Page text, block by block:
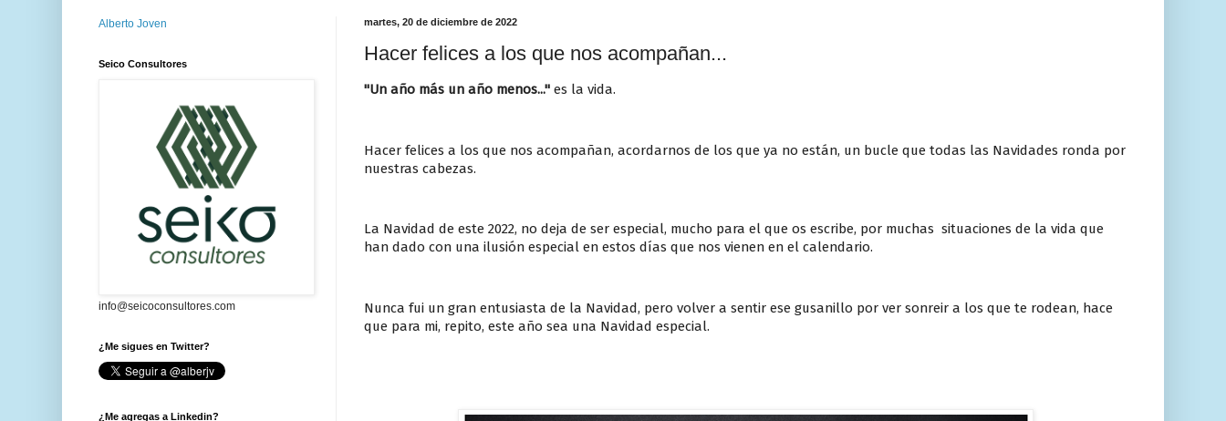
martes, 20 de diciembre de 2022
Hacer felices a los que nos acompañan...
"Un año más un año menos..." es la vida.
Hacer felices a los que nos acompañan, acordarnos de los que ya no están, un bucle que todas las Navidades ronda por
nuestras cabezas.
La Navidad de este 2022, no deja de ser especial, mucho para el que os escribe, por muchas situaciones de la vida que
han dado con una ilusión especial en estos días que nos vienen en el calendario.
Nunca fui un gran entusiasta de la Navidad, pero volver a sentir ese gusanillo por ver sonreir a los que te rodean, hace
que para mi, repito, este año sea una Navidad especial.
Alberto Joven
Seico Consultores
info@seicoconsultores.com
¿Me sigues en Twitter?
¿Me agregas a Linkedin?